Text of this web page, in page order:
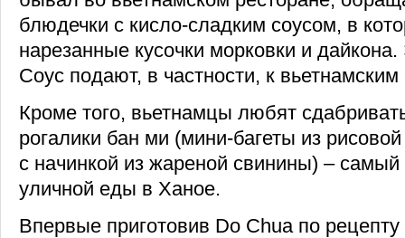
блюдечки с кисло-сладким соусом, в
нарезанные кусочки морковки и
Соус подают, в частности, к
Кроме того, вьетнамцы любят
рогалики бан ми (мини-багеты из
с начинкой из жареной свинины) –
уличной еды в Ханое.
Впервые приготовив Do Chua по